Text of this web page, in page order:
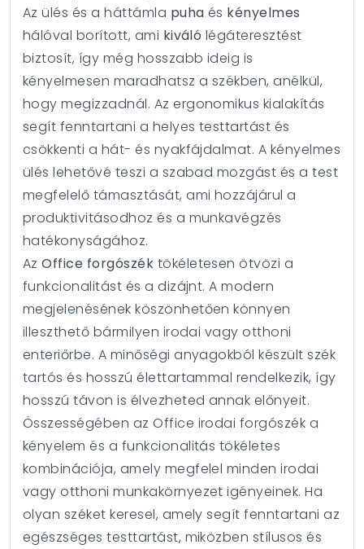
Az ülés és a háttámla puha és kényelmes
hálóval borított, ami kiváló légáteresztést
biztosít, így még hosszabb ideig is
kényelmesen maradhatsz a székben, anélkül,
hogy megizzadnál. Az ergonomikus kialakítás
segít fenntartani a helyes testtartást és
csökkenti a hát- és nyakfájdalmat. A kényelmes
ülés lehetővé teszi a szabad mozgást és a test
megfelelő támasztását, ami hozzájárul a
produktivitásodhoz és a munkavégzés
hatékonyságához.
AzOffice forgószék tökéletesen ötvözi a
funkcionalitást és a dizájnt. A modern
megjelenésének köszönhetően könnyen
illeszthető bármilyen irodai vagy otthoni
enteriőrbe. A minőségi anyagokból készült szék
tartós és hosszú élettartammal rendelkezik, így
hosszú távon is élvezheted annak előnyeit.
Összességében az Office irodai forgószék a
kényelem és a funkcionalitás tökéletes
kombinációja, amely megfelel minden irodai
vagy otthoni munkakörnyezet igényeinek. Ha
olyan széket keresel, amely segít fenntartani az
egészséges testtartást, miközben stílusos és